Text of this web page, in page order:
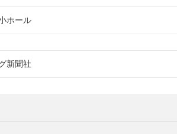
ホール
新聞社